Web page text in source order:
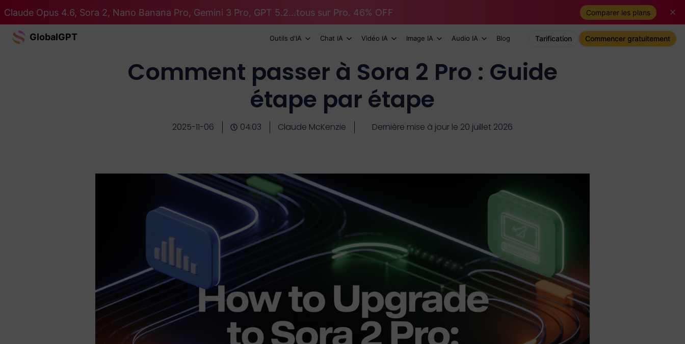
Claude Opus 4.6, Sora 2, Nano Banana Pro, Gemini 3 Pro, GPT 5.2...tous sur Pro. 46% OFF Comparer les plans
GlobalGPT Outils d'IA Chat IA Vidéo IA Image IA Audio IA Blog Tarification Commencer gratuitement
Comment passer à Sora 2 Pro : Guide
étape par étape
2025-11-06 04:03 Claude McKenzie Dernière mise à jour le 20 juillet 2026